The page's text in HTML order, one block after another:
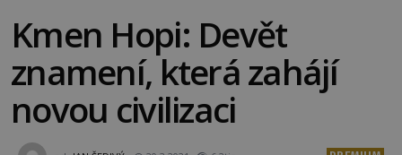
Kmen Hopi: Devět
znamení, která zahájí
novou civilizaci